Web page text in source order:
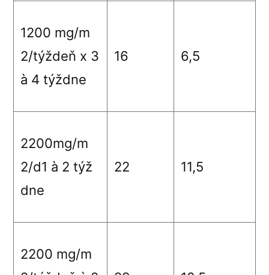
1200 mg/m
2/týždeň x 3
à 4 týždne
16 6,5
2200mg/m
2/d1 à 2 týž
dne
22 11,5
2200 mg/m